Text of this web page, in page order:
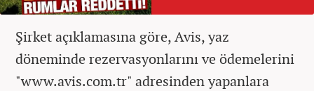
Şirket açıklamasına göre, Avis, yaz
döneminde rezervasyonlarını ve ödemelerini
"www.avis.com.tr" adresinden yapanlara